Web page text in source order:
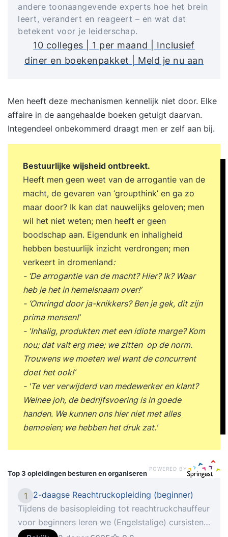
andere toonaangevende experts hoe het brein
leert, verandert en reageert – en wat dat
betekent voor je leiderschap.
10 colleges | 1 per maand | Inclusief
diner en boekenpakket | Meld je nu aan
Men heeft deze mechanismen kennelijk niet door. Elke
affaire in de aangehaalde boeken getuigt daarvan.
Integendeel onbekommerd draagt men er zelf aan bij.
Bestuurlijke wijsheid ontbreekt.
Heeft men geen weet van de arrogantie van de
macht, de gevaren van ‘groupthink’ en ga zo
maar door? Ik kan dat nauwelijks geloven; men
wil het niet weten; men heeft er geen
boodschap aan. Eigendunk en inhaligheid
hebben bestuurlijk inzicht verdrongen; men
verkeert in dromenland:
- ‘De arrogantie van de macht? Hier? Ik? Waar
heb je het in hemelsnaam over!’
- ‘Omringd door ja-knikkers? Ben je gek, dit zijn
prima mensen!’
- 'Inhalig, produkten met een idiote marge? Kom
nou; dat valt erg mee; we zitten op de norm.
Trouwens we moeten wel want de concurrent
doet het ook!’
- 'Te ver verwijderd van medewerker en klant?
Welnee joh, de bedrijfsvoering is in goede
handen. We kunnen ons hier niet met alles
bemoeien; we hebben het druk zat.'
Top 3 opleidingenbesturen en organiseren
POWERED BY
1
2-daagse Reachtruckopleiding (beginner)
Tijdens de basisopleiding tot reachtruckchauffeur
voor beginners leren we (Engelstalige) cursisten